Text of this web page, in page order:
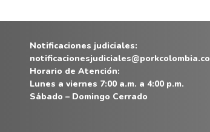
Notificaciones judiciales:
notificacionesjudiciales@porkcolombia.co
Horario de Atención:
Lunes a viernes 7:00 a.m. a 4:00 p.m.
Sábado – Domingo Cerrado